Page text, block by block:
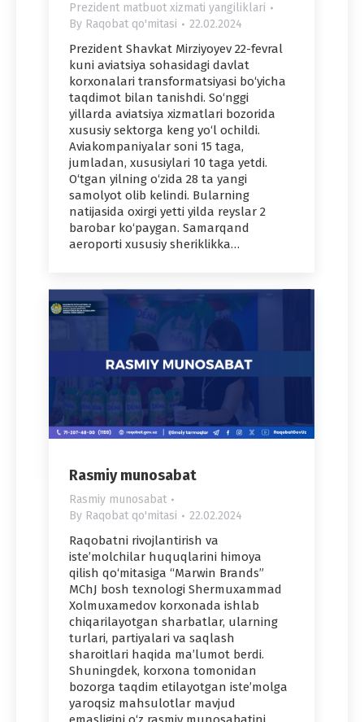
Prezident matbuot xizmati yangiliklari
By Raqobat qo'mitasi 22.02.2024
Prezident Shavkat Mirziyoyev 22-fevral
kuni aviatsiya sohasidagi davlat
korxonalari transformatsiyasi bo‘yicha
taqdimot bilan tanishdi. So‘nggi
yillarda aviatsiya xizmatlari bozorida
xususiy sektorga keng yo‘l ochildi.
Aviakompaniyalar soni 15 taga,
jumladan, xususiylari 10 taga yetdi.
O‘tgan yilning o‘zida 28 ta yangi
samolyot olib kelindi. Bularning
natijasida oxirgi yetti yilda reyslar 2
barobar ko‘paygan. Samarqand
aeroporti xususiy sheriklikka…
Rasmiy munosabat
Rasmiy munosabat
By Raqobat qo'mitasi 22.02.2024
Raqobatni rivojlantirish va
iste’molchilar huquqlarini himoya
qilish qo‘mitasiga “Marwin Brands”
MChJ bosh texnologi Shermuxammad
Xolmuxamedov korxonada ishlab
chiqarilayotgan sharbatlar, ularning
turlari, partiyalari va saqlash
sharoitlari haqida ma’lumot berdi.
Shuningdek, korxona tomonidan
bozorga taqdim etilayotgan iste’molga
yaroqsiz mahsulotlar mavjud